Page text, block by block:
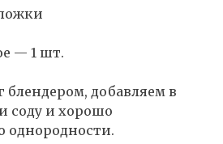
— 1 шт.
блендером, добавляем в
соду и хорошо
однородности.